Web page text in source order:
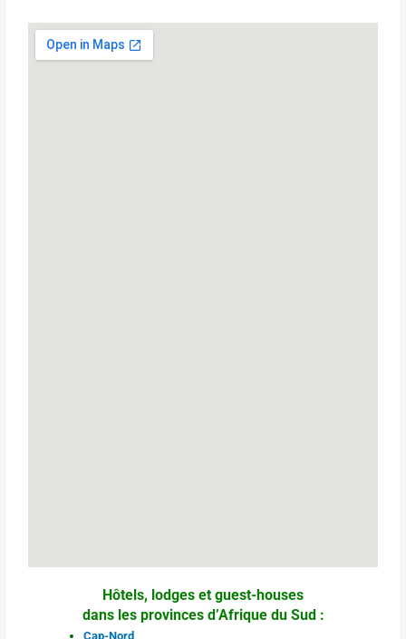
Hôtels, lodges et guest-houses
dans les provinces d’Afrique du Sud :
Cap-Nord